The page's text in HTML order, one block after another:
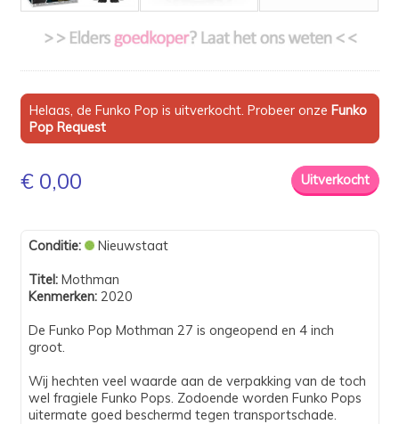
Helaas, de Funko Pop is uitverkocht. Probeer onze Funko
Pop Request
€ 0,00
Conditie:
Nieuwstaat
Titel:Mothman
Kenmerken:2020
De Funko Pop Mothman 27 is ongeopend en 4 inch
groot.
Wij hechten veel waarde aan de verpakking van de toch
wel fragiele Funko Pops. Zodoende worden Funko Pops
uitermate goed beschermd tegen transportschade.